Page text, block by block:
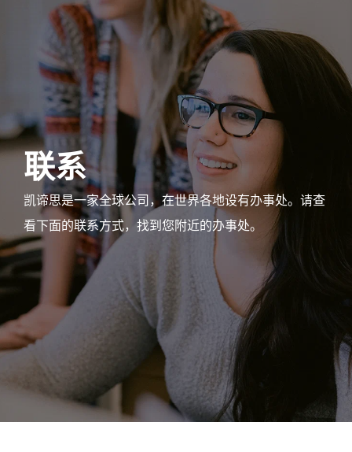
联系
凯谛思是一家全球公司，在世界各地设有办事处。请查
看下面的联系方式，找到您附近的办事处。